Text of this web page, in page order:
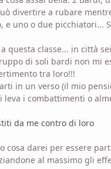
divertire a rubare
uno o due picchiatori...
questa classe... in città
di soli bardi non mi
tra loro!!!
in un verso (il mio
leva i combattimenti o
da me contro di loro
cosa darei per essere
al massimo gli